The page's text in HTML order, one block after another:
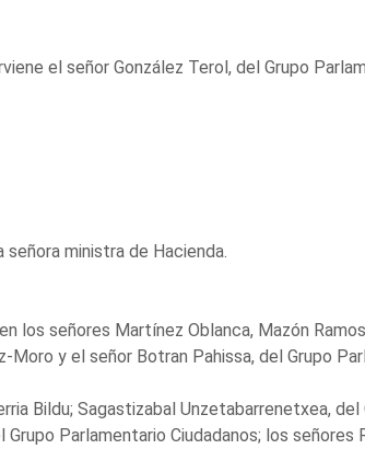
el señor González Terol, del Grupo
ministra de Hacienda.
los señores Martínez Oblanca, Mazón
Moro y el señor Botran Pahissa, del Grupo
Bildu; Sagastizabal Unzetabarrenetxea,
Parlamentario Ciudadanos; los señores